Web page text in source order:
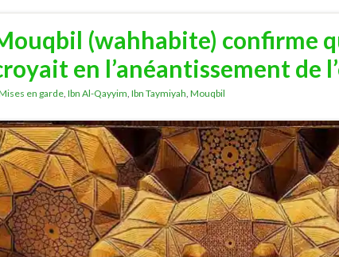
(wahhabite) confirme
en l’anéantissement de
en garde, Ibn Al-Qayyim, Ibn Taymiyah, Mouqbil